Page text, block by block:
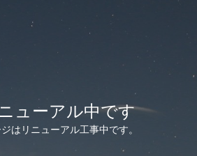
ューアル中です
はリニューアル工事中です。